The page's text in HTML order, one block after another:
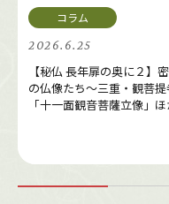
2026.6.25
【秘仏 長年扉の奥に２】
の仏像たち～三重・観菩提
「十一面観音菩薩立像」